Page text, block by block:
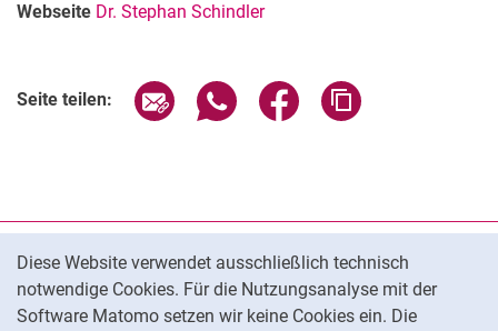
Diese Website verwendet ausschließlich technisch
notwendige Cookies. Für die Nutzungsanalyse mit der
Software Matomo setzen wir keine Cookies ein. Die
Webseite Dr. Stephan Schindler
Seite teilen: Seite über E-Mail teilen
Seite über WhatsApp teilen
Seite über Facebook
Datenschutz
Barrierefreiheit
Transparenter KI-Einsatz